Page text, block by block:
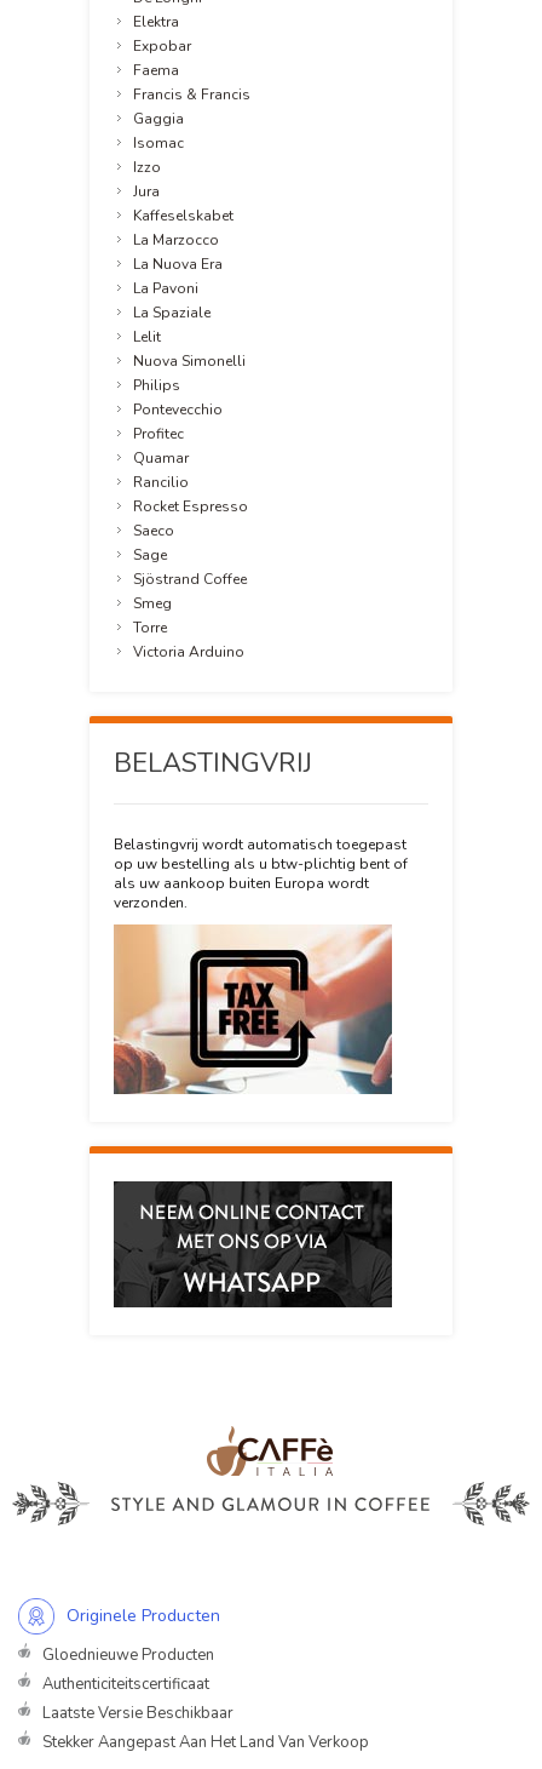
Elektra
Expobar
Faema
Francis & Francis
Gaggia
Isomac
Izzo
Jura
Kaffeselskabet
La Marzocco
La Nuova Era
La Pavoni
La Spaziale
Lelit
Nuova Simonelli
Philips
Pontevecchio
Profitec
Quamar
Rancilio
Rocket Espresso
Saeco
Sage
Sjöstrand Coffee
Smeg
Torre
Victoria Arduino
BELASTINGVRIJ
Belastingvrij wordt automatisch toegepast
op uw bestelling als u btw-plichtig bent of
als uw aankoop buiten Europa wordt
verzonden.
Originele Producten
Gloednieuwe Producten
Authenticiteitscertificaat
Laatste Versie Beschikbaar
Stekker Aangepast Aan Het Land Van Verkoop